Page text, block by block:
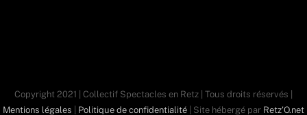
Copyright 2021 | Collectif Spectacles en Retz | Tous droits réservés |
Mentions légales
Politique de confidentialité | Site hébergé par Retz'O.net